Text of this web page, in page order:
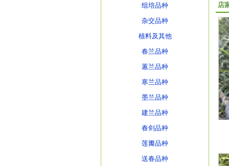
组培品种
杂交品种
植料及其他
春兰品种
蕙兰品种
寒兰品种
墨兰品种
建兰品种
春剑品种
莲瓣品种
送春品种
店